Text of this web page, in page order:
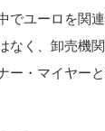
でユーロを関
なく、卸売機
・マイヤー